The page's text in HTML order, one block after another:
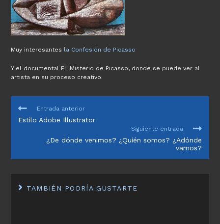
Muy interesantes la Confesión de Picasso
Y el documental EL Misterio de Picasso, donde se puede ver al
artista en su proceso creativo.
LEER
ARTÍCULOS
Entrada anterior
Estilo Adobe Illustrator
Siguiente entrada
¿De dónde venimos? ¿Quién somos? ¿Adónde
vamos?
TAMBIÉN PODRÍA GUSTARTE